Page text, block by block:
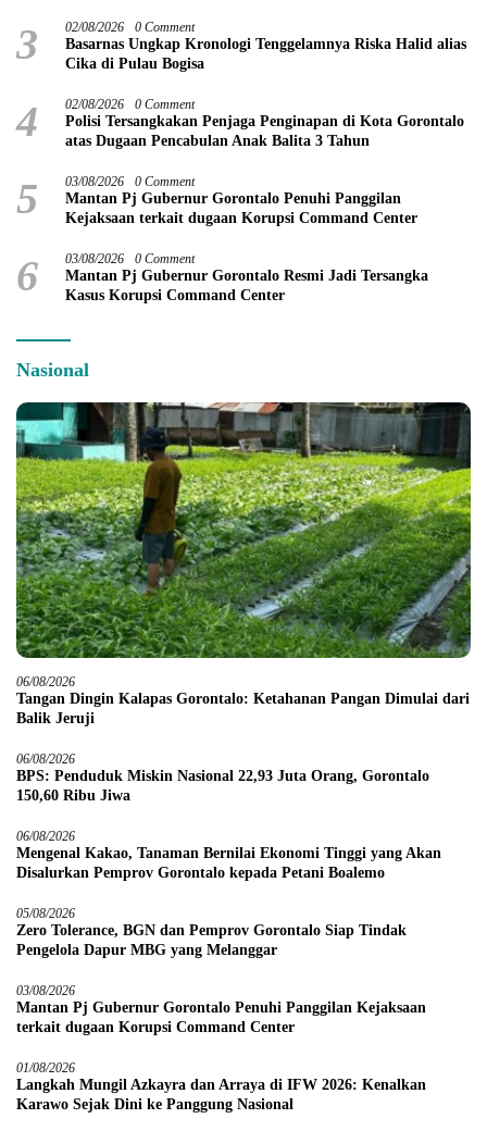
3 02/08/2026 0 Comment
Basarnas Ungkap Kronologi Tenggelamnya Riska Halid alias
Cika di Pulau Bogisa
4 02/08/2026 0 Comment
Polisi Tersangkakan Penjaga Penginapan di Kota Gorontalo
atas Dugaan Pencabulan Anak Balita 3 Tahun
5 03/08/2026 0 Comment
Mantan Pj Gubernur Gorontalo Penuhi Panggilan
Kejaksaan terkait dugaan Korupsi Command Center
6 03/08/2026 0 Comment
Mantan Pj Gubernur Gorontalo Resmi Jadi Tersangka
Kasus Korupsi Command Center
Nasional
06/08/2026
Tangan Dingin Kalapas Gorontalo: Ketahanan Pangan Dimulai dari
Balik Jeruji
06/08/2026
BPS: Penduduk Miskin Nasional 22,93 Juta Orang, Gorontalo
150,60 Ribu Jiwa
06/08/2026
Mengenal Kakao, Tanaman Bernilai Ekonomi Tinggi yang Akan
Disalurkan Pemprov Gorontalo kepada Petani Boalemo
05/08/2026
Zero Tolerance, BGN dan Pemprov Gorontalo Siap Tindak
Pengelola Dapur MBG yang Melanggar
03/08/2026
Mantan Pj Gubernur Gorontalo Penuhi Panggilan Kejaksaan
terkait dugaan Korupsi Command Center
01/08/2026
Langkah Mungil Azkayra dan Arraya di IFW 2026: Kenalkan
Karawo Sejak Dini ke Panggung Nasional